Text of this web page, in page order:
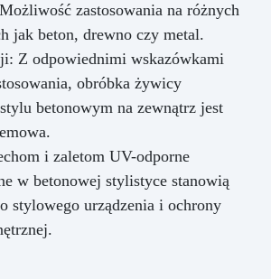
zastosowania na różnych
jak beton, drewno czy metal.
Z odpowiednimi wskazówkami
obróbka żywicy
betonowym na zewnątrz jest
i zaletom UV-odporne
w betonowej stylistyce stanowią
stylowego urządzenia i ochrony